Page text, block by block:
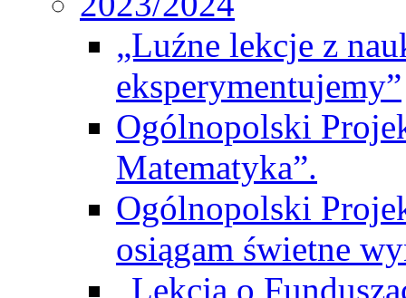
„Luźne lekcje z
eksperymentujemy”
Ogólnopolski
Matematyka”.
Ogólnopolski
osiągam świetne
„Lekcja o